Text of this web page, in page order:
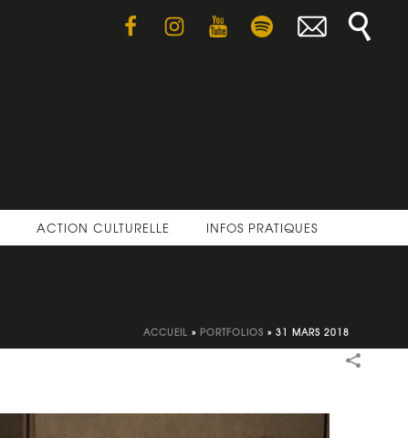
ACTION CULTURELLE INFOS PRATIQUES
ACCUEIL » PORTFOLIOS » 31 MARS 2018